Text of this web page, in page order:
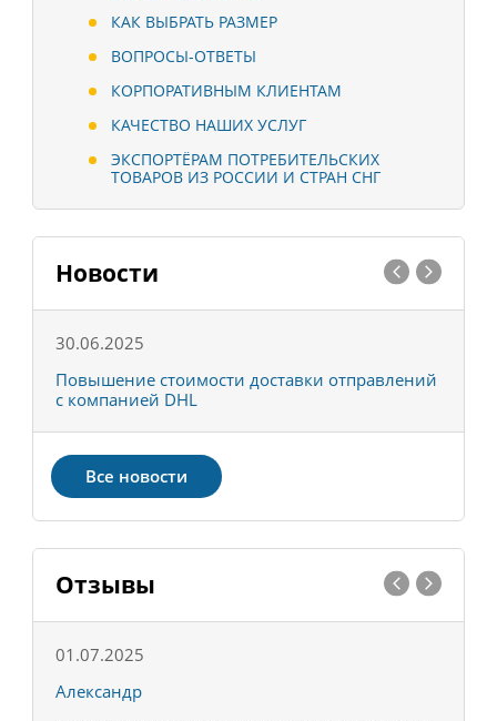
КАК ВЫБРАТЬ РАЗМЕР
ВОПРОСЫ-ОТВЕТЫ
КОРПОРАТИВНЫМ КЛИЕНТАМ
КАЧЕСТВО НАШИХ УСЛУГ
ЭКСПОРТЁРАМ ПОТРЕБИТЕЛЬСКИХ
ТОВАРОВ ИЗ РОССИИ И СТРАН СНГ
Новости
30.06.2025
Повышение стоимости доставки отправлений
с компанией DHL
Все новости
Отзывы
01.07.2025
Александр